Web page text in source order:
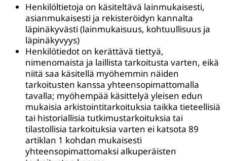
Henkilöltietoja on käsiteltävä lainmukaisesti,
asianmukaisesti ja rekisteröidyn kannalta
läpinäkyvästi (lainmukaisuus, kohtuullisuus ja
läpinäkyvyys)
Henkilötiedot on kerättävä tiettyä,
nimenomaista ja laillista tarkoitusta varten, eikä
niitä saa käsitellä myöhemmin näiden
tarkoitusten kanssa yhteensopimattomalla
tavalla; myöhempää käsittelyä yleisen edun
mukaisia arkistointitarkoituksia taikka tieteellisiä
tai historiallisia tutkimustarkoituksia tai
tilastollisia tarkoituksia varten ei katsota 89
artiklan 1 kohdan mukaisesti
yhteensopimattomaksi alkuperäisten